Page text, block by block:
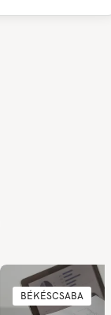
BÉKÉSCSABA